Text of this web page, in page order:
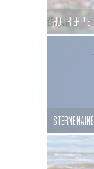
HUITRIER PIE
STERNE NAINE